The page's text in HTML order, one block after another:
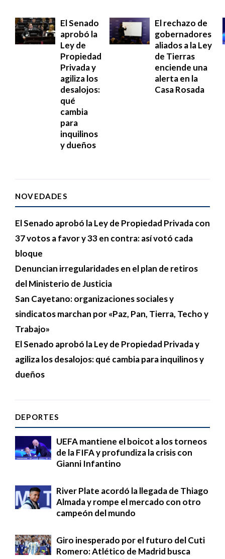
El Senado
aprobó la
Ley de
Propiedad
Privada y
agiliza los
desalojos:
qué
cambia
para
inquilinos
y dueños
El rechazo de
gobernadores
aliados a la Ley
de Tierras
enciende una
alerta en la
Casa Rosada
NOVEDADES
El Senado aprobó la Ley de Propiedad Privada con
37 votos a favor y 33 en contra: así votó cada
bloque
Denuncian irregularidades en el plan de retiros
del Ministerio de Justicia
San Cayetano: organizaciones sociales y
sindicatos marchan por «Paz, Pan, Tierra, Techo y
Trabajo»
El Senado aprobó la Ley de Propiedad Privada y
agiliza los desalojos: qué cambia para inquilinos y
dueños
DEPORTES
UEFA mantiene el boicot a los torneos
de la FIFA y profundiza la crisis con
Gianni Infantino
River Plate acordó la llegada de Thiago
Almada y rompe el mercado con otro
campeón del mundo
Giro inesperado por el futuro del Cuti
Romero: Atlético de Madrid busca